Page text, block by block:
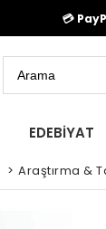
💳
EDEBİYAT
> Araştırma &